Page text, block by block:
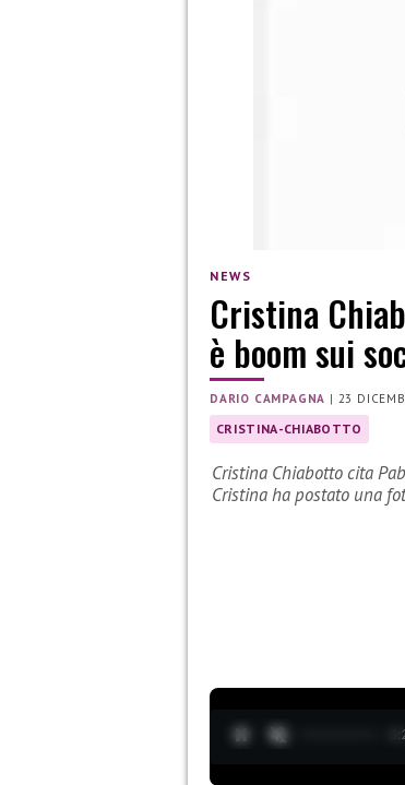
NEWS
Cristina
è boom sui
DARIO CAMPAGNA | 23
CRISTINA-CHIABOTTO
Cristina Chiabotto cita
Cristina ha postato una